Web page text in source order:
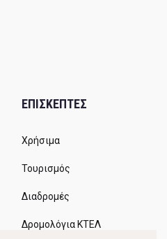
ΕΠΙΣΚΕΠΤΕΣ
Χρήσιμα
Τουρισμός
Διαδρομές
Δρομολόγια ΚΤΕΛ